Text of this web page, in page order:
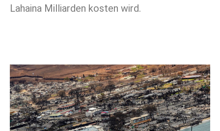
Lahaina Milliarden kosten wird.